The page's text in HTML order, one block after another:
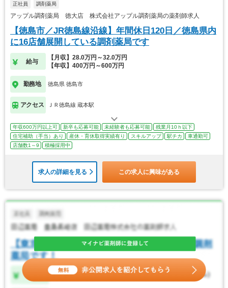
正社員 調剤薬局
アップル調剤薬局 徳大店 株式会社アップル調剤薬局の薬剤師求人
【徳島市／JR徳島線沿線】年間休日120日／徳島県内
に16店舗展開している調剤薬局です
給与
【月収】28.0万円～32.0万円
【年収】400万円～600万円
勤務地 徳島県 徳島市
アクセス ＪＲ徳島線 蔵本駅
年収600万円以上可 新卒も応募可能 未経験者も応募可能
残業月10ｈ以下
住宅補助（手当）あり
産休・育休取得実績有り スキルアップ 駅チカ
車通勤可
店舗数1～9
積極採用中
求人の詳細を見る この求人に興味がある